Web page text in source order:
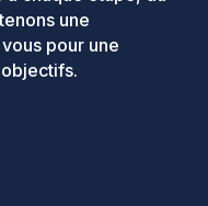
une
pour une